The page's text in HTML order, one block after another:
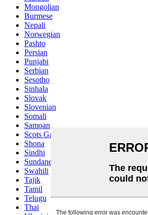
Mongolian
Burmese
Nepali
Norwegian
Pashto
Persian
Punjabi
Serbian
Sesotho
Sinhala
Slovak
Slovenian
Somali
Samoan
Scots Gaelic
Shona
Sindhi
Sundanese
Swahili
Tajik
Tamil
Telugu
Thai